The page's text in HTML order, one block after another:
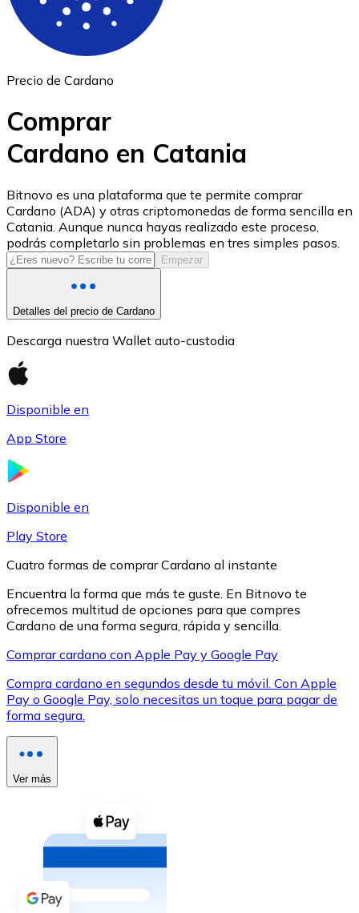
USD Coin
USDC
XRP
XRP
Efectivo
Comprar con efectivo
Transferencia SEPA
Añade fondos a tu cuenta Bitnovo o realiza compras
Precio de Cardano
Comprar
Cardano en Catania
Bitnovo es una plataforma que te permite comprar
Cardano (ADA) y otras criptomonedas de forma sencilla en
Catania. Aunque nunca hayas realizado este proceso,
podrás completarlo sin problemas en tres simples pasos.
Empezar
Detalles del precio de Cardano
Descarga nuestra Wallet auto-custodia
Disponible en
App Store
Disponible en
Play Store
Cuatro formas de comprar Cardano al instante
Encuentra la forma que más te guste. En Bitnovo te
ofrecemos multitud de opciones para que compres
Cardano de una forma segura, rápida y sencilla.
Comprar cardano con Apple Pay y Google Pay
Compra cardano en segundos desde tu móvil. Con Apple
Pay o Google Pay, solo necesitas un toque para pagar de
forma segura.
Ver más